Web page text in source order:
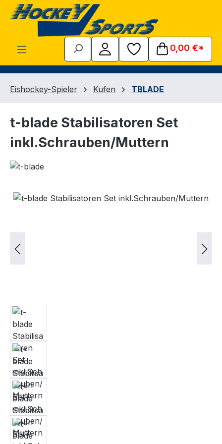
Zum Hauptinhalt springen
0,00 €*
Eishockey-Spieler Kufen TBLADE
t-blade Stabilisatoren Set
inkl.Schrauben/Muttern
Bildergalerie überspringen